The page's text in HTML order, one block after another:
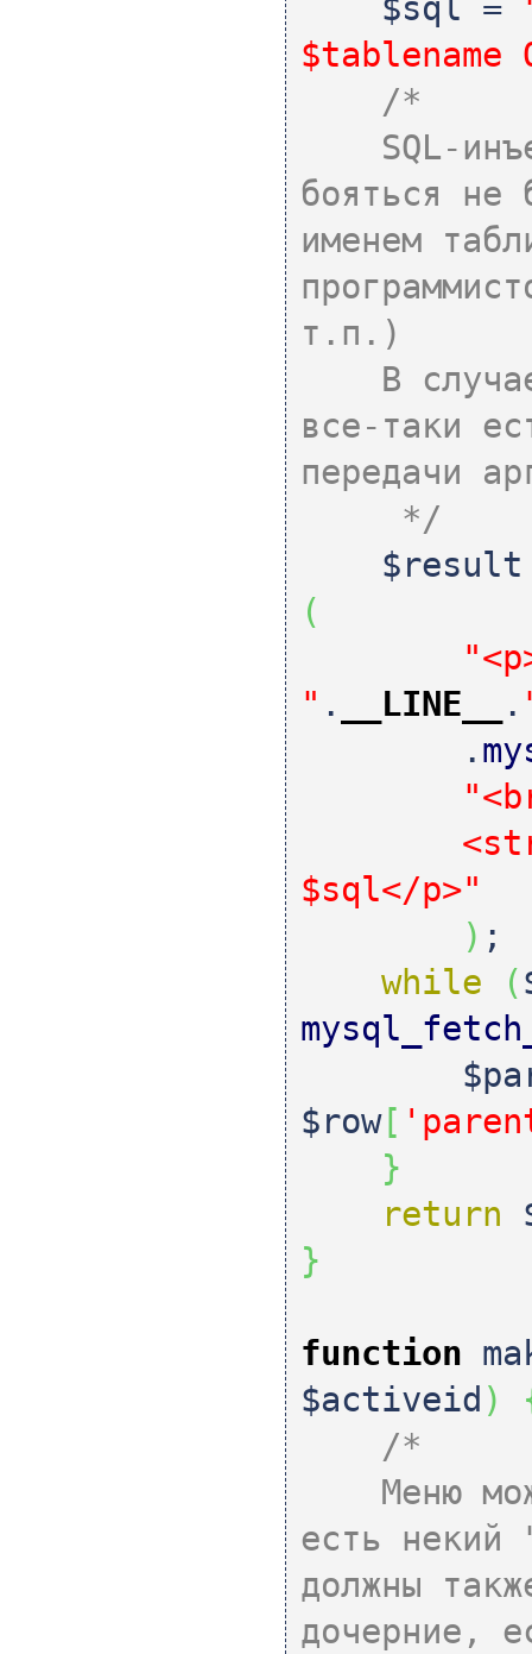
$tablename
/*
SQL-
бояться не
именем
т.п.)
В случае,
все-таки
передачи
*/
$result
(
" . __LINE__ .
.
$sql</p>"
) ;
while
(
$row[
}
return
}
function
$activeid )
/*
Меню
есть некий
должны
дочерние,